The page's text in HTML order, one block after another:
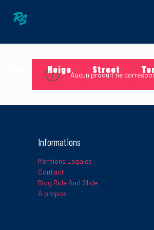
Neige Street
Aucun produit ne
Informations
Mentions Légales
Contact
Blog Ride And Slide
A propos